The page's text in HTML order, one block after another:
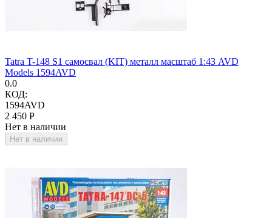
Tatra T-148 S1 самосвал (KIT) металл масштаб 1:43 AVD
Models 1594AVD
0.0
КОД:
1594AVD
2 450 Р
Нет в наличии
Нет в наличии